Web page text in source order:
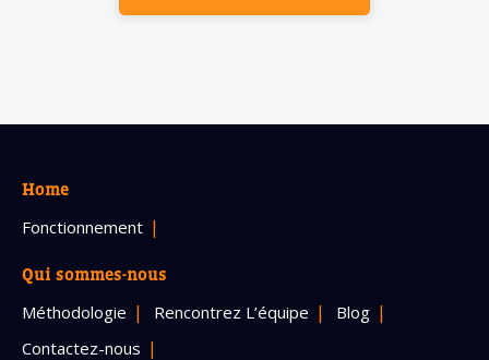
Home
Fonctionnement
Qui sommes-nous
Méthodologie Rencontrez L’équipe
Blog
Contactez-nous